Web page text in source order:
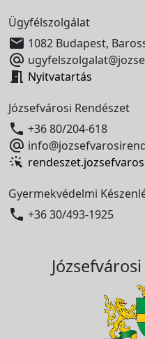
Ügyfélszolgálat
 1082 Budapest,

 Nyitvatartás
Józsefvárosi Rendészet
 +36 80/204-618

Gyermekvédelmi
 +36 30/493-1925